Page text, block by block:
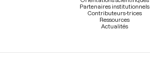
Partenaires institutionnels
Contributeurs-trices
Ressources
Actualités